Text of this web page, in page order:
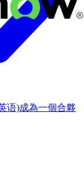
语)成為一個合夥